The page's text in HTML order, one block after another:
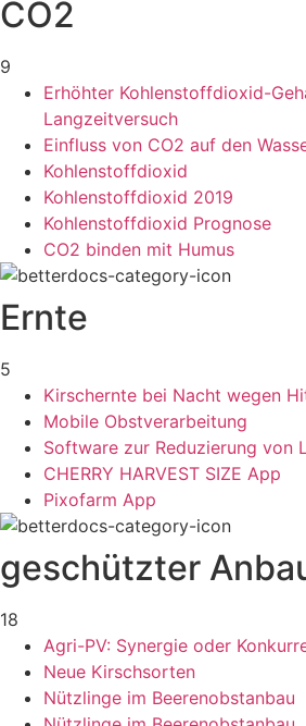
CO2
9
Erhöhter Kohlenstoffdioxid-
Langzeitversuch
Einfluss von CO2 auf den
Kohlenstoffdioxid
Kohlenstoffdioxid 2019
Kohlenstoffdioxid Prognose
CO2 binden mit Humus
Ernte
5
Kirschernte bei Nacht wegen
Mobile Obstverarbeitung
Software zur Reduzierung von
CHERRY HARVEST SIZE App
Pixofarm App
geschützter
18
Agri-PV: Synergie oder
Neue Kirschsorten
Nützlinge im Beerenobstanbau